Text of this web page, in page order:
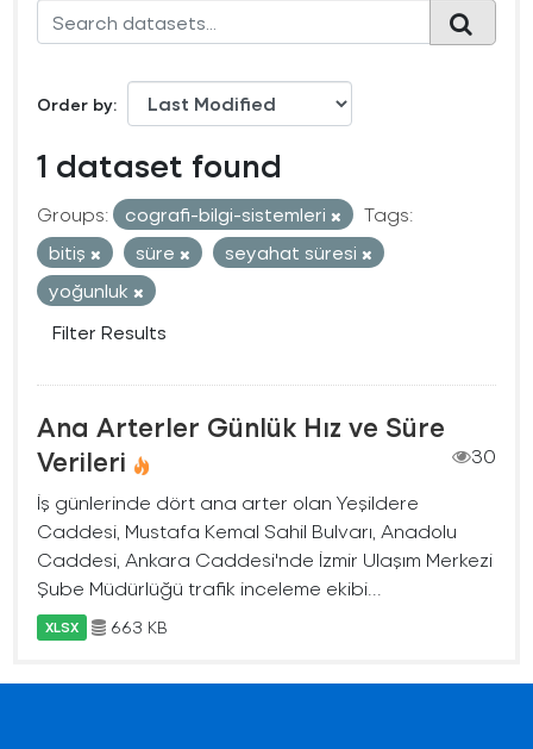
Order by
1 dataset found
Groups: cografi-bilgi-sistemleri
Tags:
bitiş
süre
seyahat süresi
yoğunluk
Filter Results
Ana Arterler Günlük Hız ve Süre
Verileri
30
İş günlerinde dört ana arter olan Yeşildere
Caddesi, Mustafa Kemal Sahil Bulvarı, Anadolu
Caddesi, Ankara Caddesi'nde İzmir Ulaşım Merkezi
Şube Müdürlüğü trafik inceleme ekibi...
XLSX 663 KB